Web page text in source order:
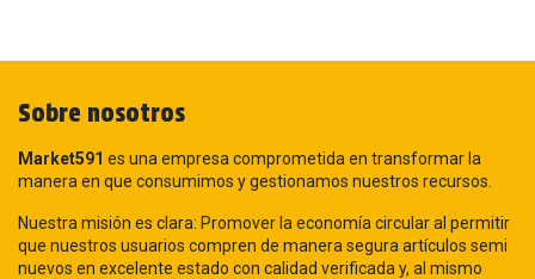
Sobre nosotros
Market591 es una empresa comprometida en transformar la
manera en que consumimos y gestionamos nuestros recursos.
Nuestra misión es clara: Promover la economía circular al permitir
que nuestros usuarios compren de manera segura artículos semi
nuevos en excelente estado con calidad verificada y, al mismo